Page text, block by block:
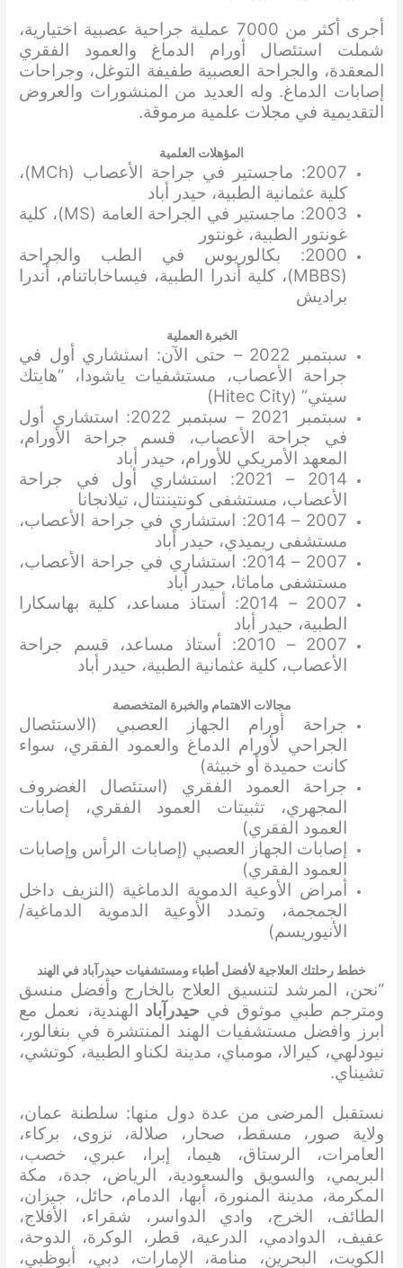
أجرى أكثر من 7000 عملية جراحية عصبية اختيارية،
شملت استئصال أورام الدماغ والعمود الفقري
المعقدة، والجراحة العصبية طفيفة التوغل، وجراحات
إصابات الدماغ. وله العديد من المنشورات والعروض
التقديمية في مجلات علمية مرموقة.
المؤهلات العلمية
2007: ماجستير في جراحة الأعصاب (MCh)،
كلية عثمانية الطبية، حيدر أباد
2003: ماجستير في الجراحة العامة (MS)، كلية
غونتور الطبية، غونتور
2000: بكالوريوس في الطب والجراحة
(MBBS)، كلية أندرا الطبية، فيساخاباتنام، أندرا
براديش
الخبرة العملية
سبتمبر 2022 – حتى الآن: استشاري أول في
جراحة الأعصاب، مستشفيات ياشودا، “هايتك
سيتي” (Hitec City)
سبتمبر 2021 – سبتمبر 2022: استشاري أول
في جراحة الأعصاب، قسم جراحة الأورام،
المعهد الأمريكي للأورام، حيدر أباد
2014 – 2021: استشاري أول في جراحة
الأعصاب، مستشفى كونتيننتال، تيلانجانا
2007 – 2014: استشاري في جراحة الأعصاب،
مستشفى ريميدي، حيدر أباد
2007 – 2014: استشاري في جراحة الأعصاب،
مستشفى ماماثا، حيدر أباد
2007 – 2014: أستاذ مساعد، كلية بهاسكارا
الطبية، حيدر أباد
2007 – 2010: أستاذ مساعد، قسم جراحة
الأعصاب، كلية عثمانية الطبية، حيدر أباد
مجالات الاهتمام والخبرة المتخصصة
جراحة أورام الجهاز العصبي (الاستئصال
الجراحي لأورام الدماغ والعمود الفقري، سواء
كانت حميدة أو خبيثة)
جراحة العمود الفقري (استئصال الغضروف
المجهري، تثبيتات العمود الفقري، إصابات
العمود الفقري)
إصابات الجهاز العصبي (إصابات الرأس وإصابات
العمود الفقري)
أمراض الأوعية الدموية الدماغية (النزيف داخل
الجمجمة، وتمدد الأوعية الدموية الدماغية/
الأنيوريسم)
خطط رحلتك العلاجية لأفضل أطباء ومستشفيات حيدرآباد في الهند
“نحن، المرشد لتنسيق العلاج بالخارج وأفضل منسق
ومترجم طبي موثوق في حيدرآباد الهندية، نعمل مع
ابرز وافضل مستشفيات الهند المنتشرة في بنغالور،
نيودلهي، كيرالا، مومباي، مدينة لكناو الطبية، كوتشي،
تشيناي.
نستقبل المرضى من عدة دول منها: سلطنة عمان،
ولاية صور، مسقط، صحار، صلالة، نزوى، بركاء،
العامرات، الرستاق، هيما، إبرا، عبري، خصب،
البريمي، والسويق والسعودية، الرياض، جدة، مكة
المكرمة، مدينة المنورة، أبها، الدمام، حائل، جيزان،
الطائف، الخرج، وادي الدواسر، شقراء، الأفلاج،
عفيف، الدوادمي، الدرعية، قطر، الوكرة، الدوحة،
الكويت، البحرين، منامة، الإمارات، دبي، أبوظبي،